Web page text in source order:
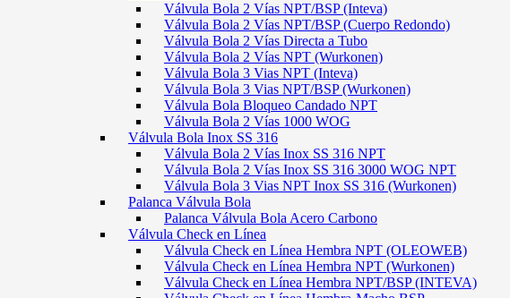
Válvula Bola 2 Vías NPT/BSP (Inteva)
Válvula Bola 2 Vías NPT/BSP (Cuerpo Redondo)
Válvula Bola 2 Vías Directa a Tubo
Válvula Bola 2 Vías NPT (Wurkonen)
Válvula Bola 3 Vias NPT (Inteva)
Válvula Bola 3 Vias NPT/BSP (Wurkonen)
Válvula Bola Bloqueo Candado NPT
Válvula Bola 2 Vías 1000 WOG
Válvula Bola Inox SS 316
Válvula Bola 2 Vías Inox SS 316 NPT
Válvula Bola 2 Vías Inox SS 316 3000 WOG NPT
Válvula Bola 3 Vias NPT Inox SS 316 (Wurkonen)
Palanca Válvula Bola
Palanca Válvula Bola Acero Carbono
Válvula Check en Línea
Válvula Check en Línea Hembra NPT (OLEOWEB)
Válvula Check en Línea Hembra NPT (Wurkonen)
Válvula Check en Línea Hembra NPT/BSP (INTEVA)